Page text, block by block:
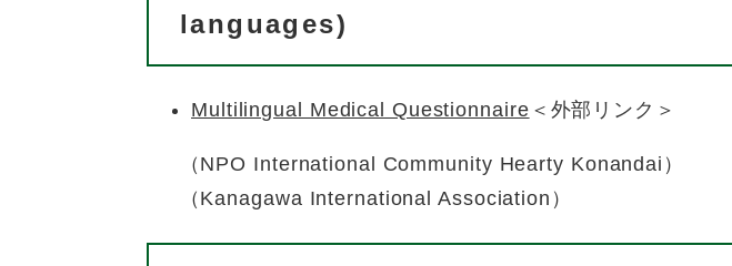
languages)
Multilingual Medical Questionnaire ＜外部リンク＞
（NPO International Community Hearty Konandai）
（Kanagawa International Association）